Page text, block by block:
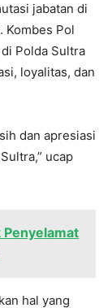
jabatan di
Kombes Pol
Polda Sultra
loyalitas, dan
dan apresiasi
ucap
hal yang